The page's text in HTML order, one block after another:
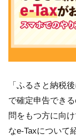
「ふるさと納税
で確定申告でき
問をもつ方に向
なe-Taxについて